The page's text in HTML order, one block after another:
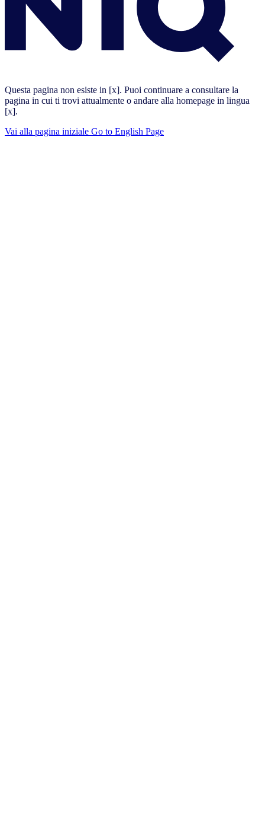
Questa pagina non esiste in [x]. Puoi continuare a consultare la
pagina in cui ti trovi attualmente o andare alla homepage in lingua
[x].
Vai alla pagina iniziale Go to English Page